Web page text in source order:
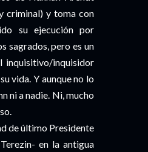
criminal) y toma con
su ejecución por
sagrados, pero es un
inquisitivo/inquisidor
vida. Y aunque no lo
ni a nadie. Ni, mucho
de último Presidente
en la antigua